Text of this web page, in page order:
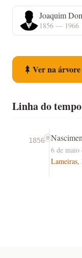
Joaquim
1856 — 1966
Ver na árvore
Linha do tempo
1856
6 de maio
Lameiras,